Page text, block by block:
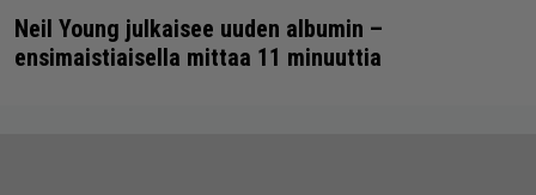
Neil Young julkaisee uuden albumin –
ensimaistiaisella mittaa 11 minuuttia